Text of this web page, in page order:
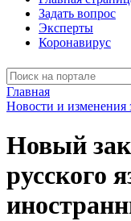
Задать вопрос
Эксперты
Коронавирус
Главная
Новости и изменения
Новый
русского